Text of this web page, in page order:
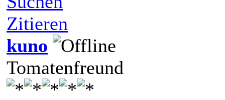
Zitieren
kuno
Tomatenfreund